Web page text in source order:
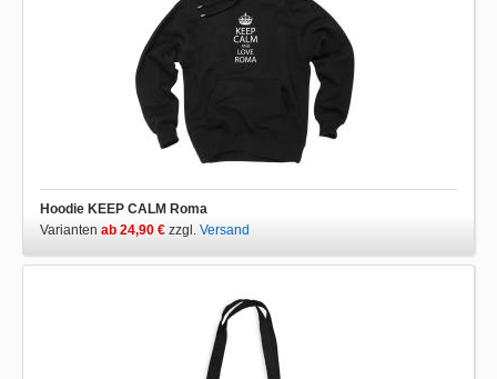
Hoodie KEEP CALM Roma
Varianten ab 24,90 € zzgl. Versand